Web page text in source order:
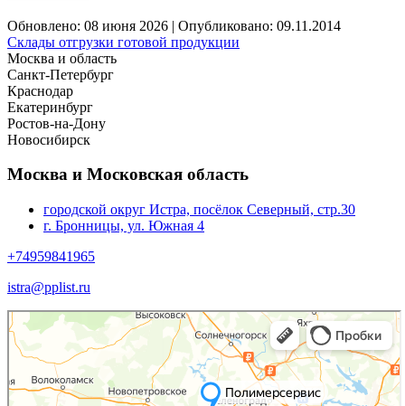
Обновлено: 08 июня 2026 | Опубликовано: 09.11.2014
Склады отгрузки готовой продукции
Москва и область
Санкт-Петербург
Краснодар
Екатеринбург
Ростов-на-Дону
Новосибирск
Москва и Московская область
городской округ Истра, посёлок Северный, стр.30
г. Бронницы, ул. Южная 4
+74959841965
istra@pplist.ru